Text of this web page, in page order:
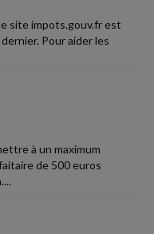
site impots.gouv.fr est
Pour aider les
à un maximum
de 500 euros